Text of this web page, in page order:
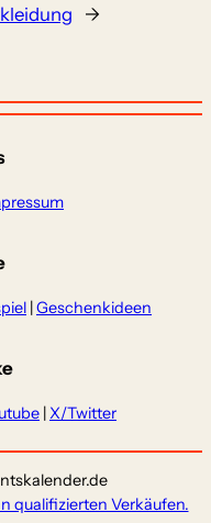
→
|Geschenkideen
|X/Twitter
qualifizierten Verkäufen.